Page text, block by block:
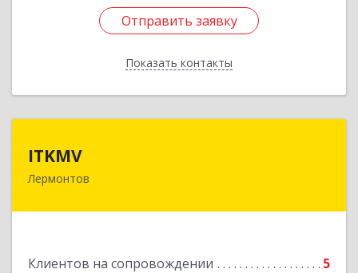
Отправить заявку
Показать контакты
Отправить заявку
Назад
ITKMV
Лермонтов
Клиентов на сопровождении 5